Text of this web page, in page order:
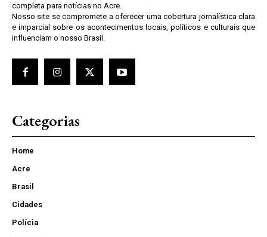
completa para notícias no Acre.
Nosso site se compromete a oferecer uma cobertura jornalística clara
e imparcial sobre os acontecimentos locais, políticos e culturais que
influenciam o nosso Brasil.
Categorias
Home
Acre
Brasil
Cidades
Polícia